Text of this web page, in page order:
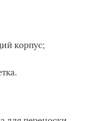
корпус;